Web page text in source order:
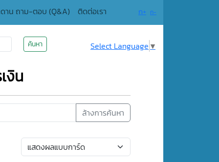
ดาน ถาม-ตอบ (Q&A) ติดต่อเรา ก+ ก-
ค้นหา Select Language ▼
งิน
ล้างการค้นหา